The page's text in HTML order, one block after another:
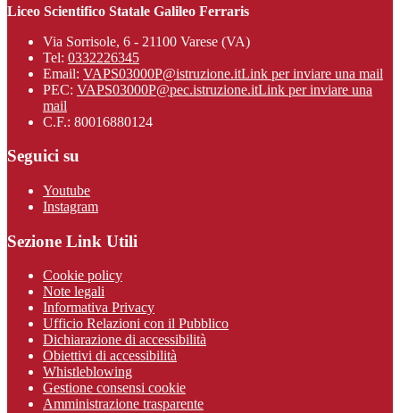
Liceo Scientifico Statale Galileo Ferraris
Via Sorrisole, 6 - 21100 Varese (VA)
Tel: 0332226345
Email: VAPS03000P@istruzione.itLink per inviare una mail
PEC: VAPS03000P@pec.istruzione.itLink per inviare una
mail
C.F.: 80016880124
Seguici su
Youtube
Instagram
Sezione Link Utili
Cookie policy
Note legali
Informativa Privacy
Ufficio Relazioni con il Pubblico
Dichiarazione di accessibilità
Obiettivi di accessibilità
Whistleblowing
Gestione consensi cookie
Amministrazione trasparente